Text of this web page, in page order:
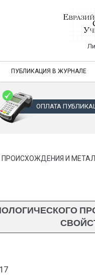
Евразийский Союз
ПУБЛИКАЦИЯ В ЖУРНАЛЕ
ОПЛАТА
И